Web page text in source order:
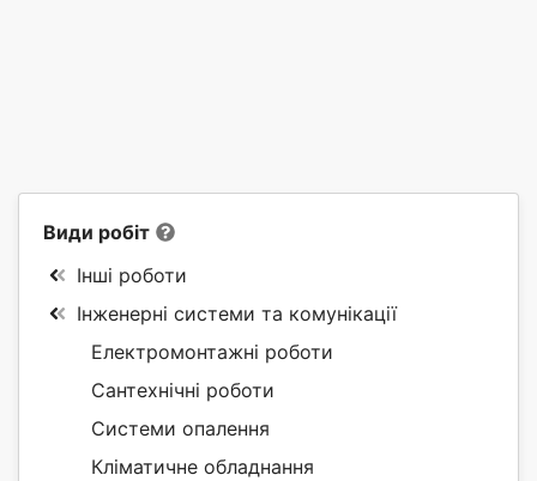
Види робіт
Інші роботи
Інженерні системи та комунікації
Електромонтажні роботи
Сантехнічні роботи
Системи опалення
Кліматичне обладнання